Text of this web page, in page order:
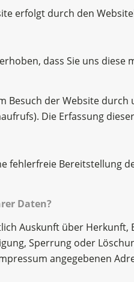
erfolgt durch den
dass Sie uns
der Website
Die Erfassung
fehlerfreie Bereitstellung
Daten?
Auskunft über
Sperrung oder
angegebenen